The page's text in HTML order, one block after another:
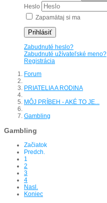
Heslo
Zapamätaj si ma
Prihlásiť
Zabudnuté heslo?
Zabudnuté užívateľské meno?
Registrácia
Forum
PRIATELIA A RODINA
MÔJ PRÍBEH - AKÉ TO JE...
Gambling
Gambling
Začiatok
Predch.
1
2
3
4
Nasl.
Koniec